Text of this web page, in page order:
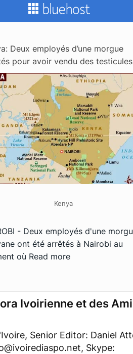
Deux employés d’une morgue
pour avoir vendu des testicules
Kenya
- Deux employés d'une
ont été arrêtés à Nairobi au
où Read more
Ivoirienne et des
Senior Editor: Daniel
Skype: